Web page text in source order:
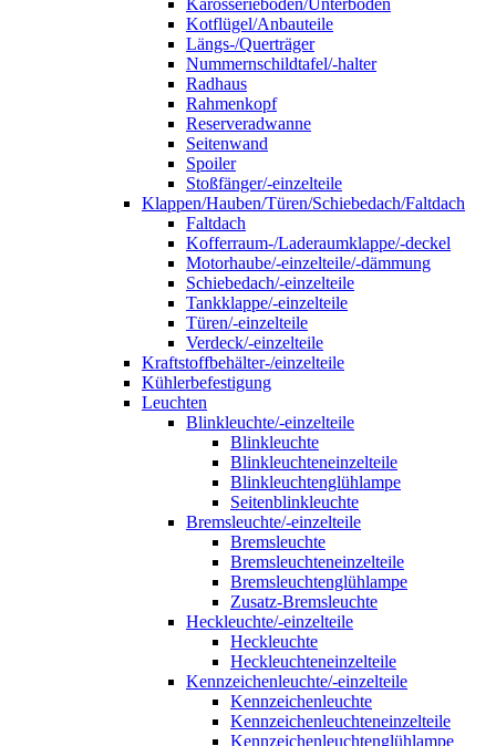
Karosserieboden/Unterboden
Kotflügel/Anbauteile
Längs-/Querträger
Nummernschildtafel/-halter
Radhaus
Rahmenkopf
Reserveradwanne
Seitenwand
Spoiler
Stoßfänger/-einzelteile
Klappen/Hauben/Türen/Schiebedach/Faltdach
Faltdach
Kofferraum-/Laderaumklappe/-deckel
Motorhaube/-einzelteile/-dämmung
Schiebedach/-einzelteile
Tankklappe/-einzelteile
Türen/-einzelteile
Verdeck/-einzelteile
Kraftstoffbehälter-/einzelteile
Kühlerbefestigung
Leuchten
Blinkleuchte/-einzelteile
Blinkleuchte
Blinkleuchteneinzelteile
Blinkleuchtenglühlampe
Seitenblinkleuchte
Bremsleuchte/-einzelteile
Bremsleuchte
Bremsleuchteneinzelteile
Bremsleuchtenglühlampe
Zusatz-Bremsleuchte
Heckleuchte/-einzelteile
Heckleuchte
Heckleuchteneinzelteile
Kennzeichenleuchte/-einzelteile
Kennzeichenleuchte
Kennzeichenleuchteneinzelteile
Kennzeichenleuchtenglühlampe